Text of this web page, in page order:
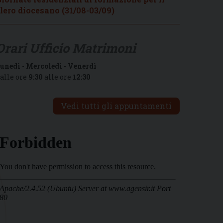
diocesano (31/08-03/09)
- Mercoledì - Venerdì
ore 9:30 alle ore 12:30
Vedi tutti gli appuntamenti